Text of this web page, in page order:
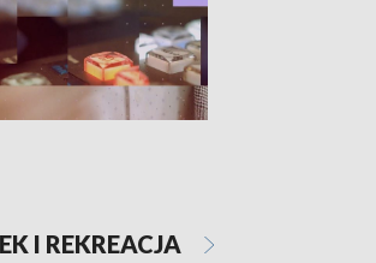
I REKREACJA